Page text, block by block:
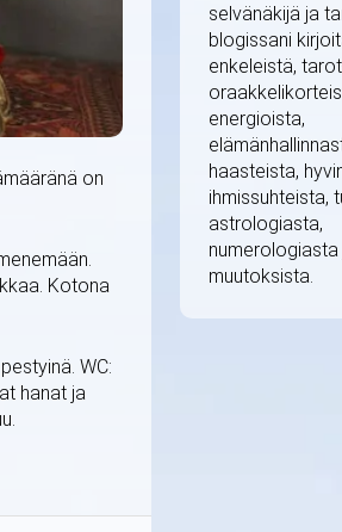
on
Kotona
WC:
hanat ja
selvänäkijä ja
blogissani
enkeleistä,
energioista,
haasteista,
ihmissuhteista,
astrologiasta,
numerologiasta
muutoksista.